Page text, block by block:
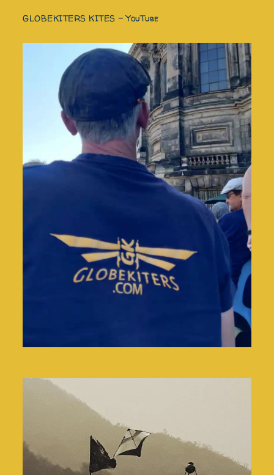
GLOBEKITERS KITES - YouTube